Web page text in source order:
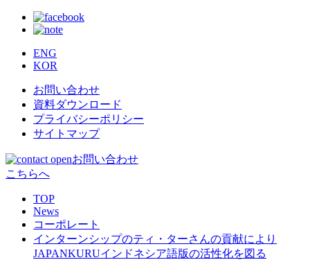
ENG
KOR
お問い合わせ
資料ダウンロード
プライバシーポリシー
サイトマップ
お問い合わせ
こちらへ
TOP
News
コーポレート
インターンシップのティ・ターさんの貢献により
JAPANKURUインドネシア語版の活性化を図る